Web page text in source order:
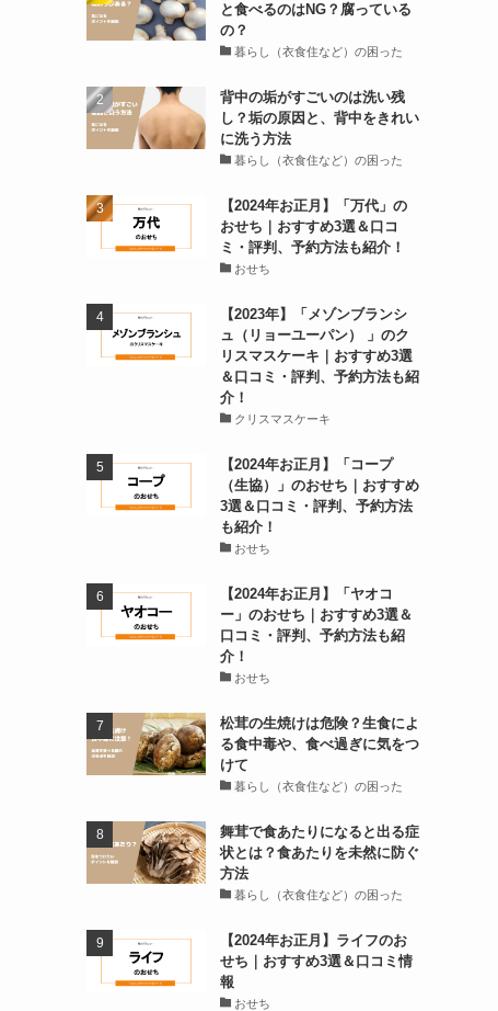
と食べるのはNG？腐っている
の？
暮らし（衣食住など）の困った
背中の垢がすごいのは洗い残
し？垢の原因と、背中をきれい
に洗う方法
暮らし（衣食住など）の困った
【2024年お正月】「万代」の
おせち｜おすすめ3選＆口コ
ミ・評判、予約方法も紹介！
おせち
【2023年】「メゾンブランシ
ュ（リョーユーパン） 」のク
リスマスケーキ｜おすすめ3選
＆口コミ・評判、予約方法も紹
介！
クリスマスケーキ
【2024年お正月】「コープ
（生協）」のおせち｜おすすめ
3選＆口コミ・評判、予約方法
も紹介！
おせち
【2024年お正月】「ヤオコ
ー」のおせち｜おすすめ3選＆
口コミ・評判、予約方法も紹
介！
おせち
松茸の生焼けは危険？生食によ
る食中毒や、食べ過ぎに気をつ
けて
暮らし（衣食住など）の困った
舞茸で食あたりになると出る症
状とは？食あたりを未然に防ぐ
方法
暮らし（衣食住など）の困った
【2024年お正月】ライフのお
せち｜おすすめ3選＆口コミ情
報
おせち